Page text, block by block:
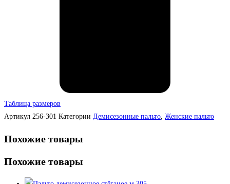
Таблица размеров
Артикул 256-301 Категории Демисезонные пальто, Женские пальто
Похожие товары
Похожие товары